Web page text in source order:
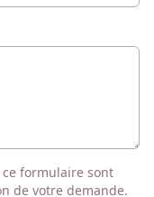
formulaire sont
de votre demande.